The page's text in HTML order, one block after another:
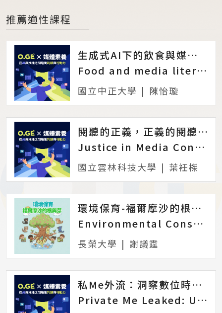
推薦適性課程
生成式AI下的飲食與媒體素養
Food and media literacy in the age of Generative AI
國立中正大學 | 陳怡璇
閱聽的正義，正義的閱聽：新聞生產與輿情模擬
Justice in Media Consumption and Production: News Production and Public Opinion Simulation
國立雲林科技大學 | 葉衽榤
環境保育-福爾摩沙的根與芽
Environmental Conservation - Roots and Shoots of Formosa
長榮大學 | 謝議霆
私Me外流：洞察數位時代下的性隱私危機
Private Me Leaked: Understanding Sexual Privacy Risks in the Digital Age